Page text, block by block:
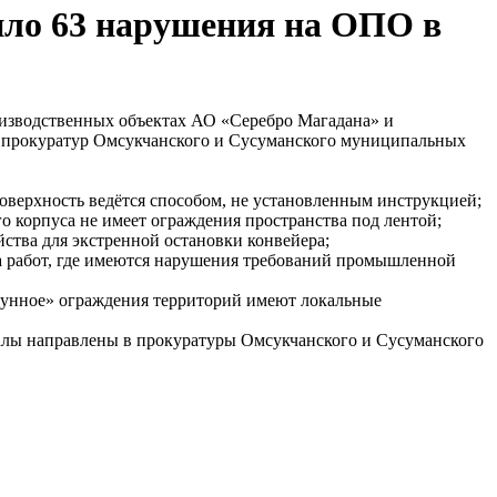
63 нарушения на ОПО в
объектах АО «Серебро Магадана» и
Омсукчанского и Сусуманского муниципальных
ведётся способом, не установленным инструкцией;
не имеет ограждения пространства под лентой;
для экстренной остановки конвейера;
работ, где имеются нарушения требований промышленной
ограждения территорий имеют локальные
направлены в прокуратуры Омсукчанского и Сусуманского